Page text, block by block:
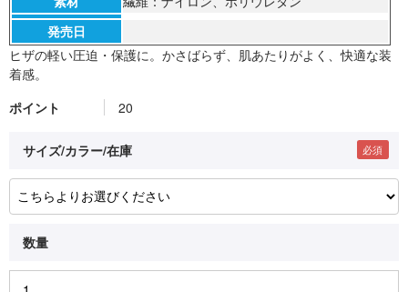
ポイント 20
サイズ/カラー/在庫
発売日
ヒザの軽い圧迫・保護に。かさばらず、肌あたりがよく、快適な装
着感。